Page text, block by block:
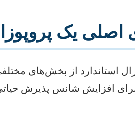
اصلی یک
استاندارد از بخش‌های
برای افزایش شانس پذیرش